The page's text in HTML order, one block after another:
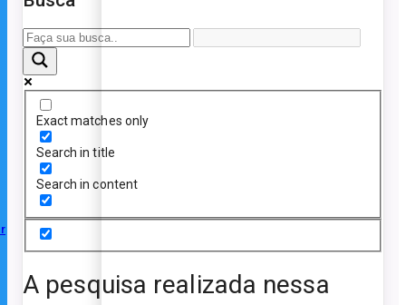
Exact matches only
Search in title
Search in content
A pesquisa realizada nessa